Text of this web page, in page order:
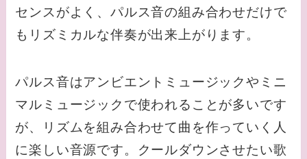
センスがよく、パルス音の組み合わせだけで
もリズミカルな伴奏が出来上がります。
パルス音はアンビエントミュージックやミニ
マルミュージックで使われることが多いです
が、リズムを組み合わせて曲を作っていく人
に楽しい音源です。クールダウンさせたい歌